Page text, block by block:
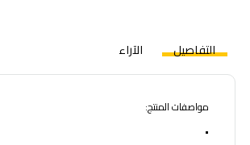
التفاصيل الآراء
مواصفات المنتج:
•